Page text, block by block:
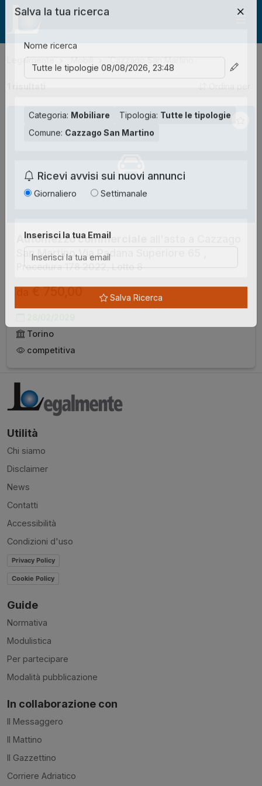
Legalmente Mobili Cazzago San Martino
Automezzo commerciale
San Martino Via Padana Superiore 65 ,
Procedura 178 2022, Lotto 8
€ 750,00
Torino
competitiva
Utilità
Chi siamo
Disclaimer
News
Contatti
Accessibilità
Condizioni d'uso
Privacy Policy
Cookie Policy
Guide
Normativa
Modulistica
Per partecipare
Modalità pubblicazione
In collaborazione con
Il Messaggero
Il Mattino
Il Gazzettino
Corriere Adriatico
Categoria: Tipologia:
Tutte le tipologie
Cazzago San Martino
Salva Ricerca